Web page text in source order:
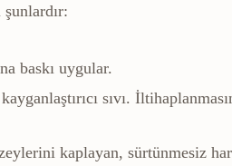
baskı uygular.
sıvı.
kaplayan, sürtünmesiz